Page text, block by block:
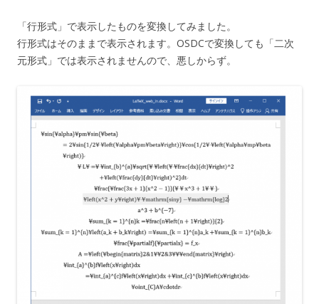
「行形式」で表示したものを変換してみました。
行形式はそのままで表示されます。OSDCで変換しても「二次
元形式」では表示されませんので、悪しからず。